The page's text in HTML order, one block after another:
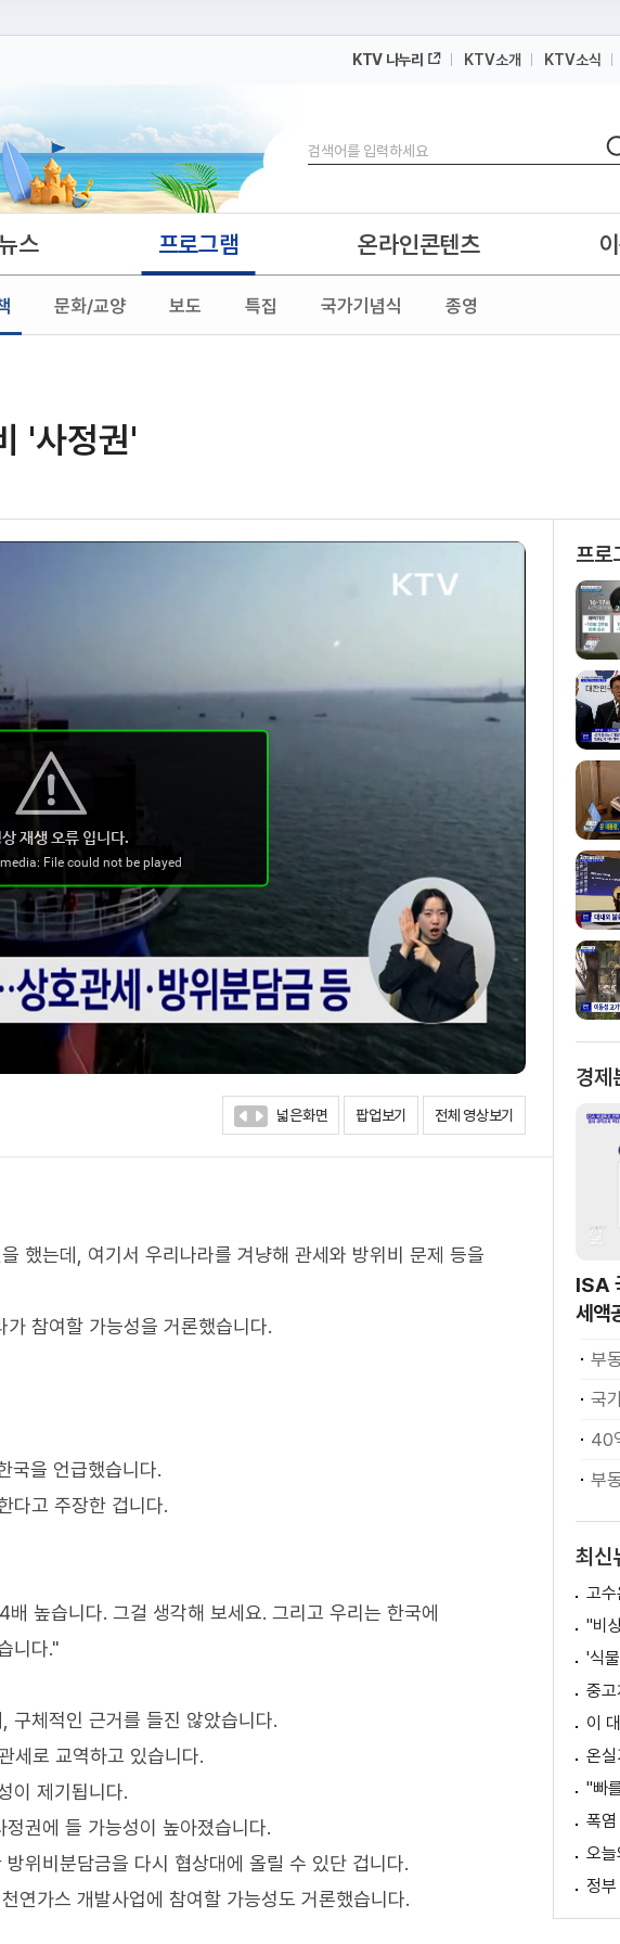
에서 도메인 주소를 확인해 보세요
KTV 나누리 KTV소개 KTV소식
검색
스 프로그램
문화/교양 보도 특집 국가기념식 종영
온라인콘텐츠
'사정권'
넓은화면 팝업보기 전체 영상보기
했는데, 여기서 우리나라를 겨냥해 관세와 방위비 문제 등을
참여할 가능성을 거론했습니다.
국을 언급했습니다.
다고 주장한 겁니다.
높습니다. 그걸 생각해 보세요. 그리고 우리는 한국에
니다."
구체적인 근거를 들진 않았습니다.
세로 교역하고 있습니다.
이 제기됩니다.
권에 들 가능성이 높아졌습니다.
위비분담금을 다시 협상대에 올릴 수 있단 겁니다.
연가스 개발사업에 참여할 가능성도 거론했습니다.
프로
경제
ISA
세액
부
최신
오
정